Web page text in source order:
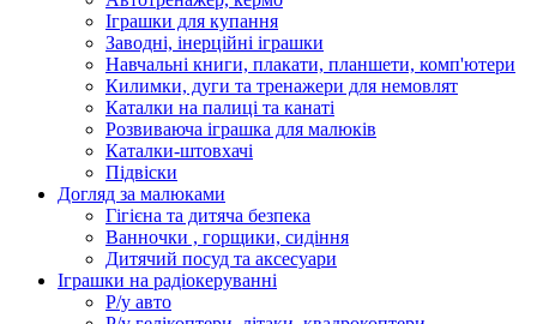
Іграшки для купання
Заводні, інерційні іграшки
Навчальні книги, плакати, планшети, комп'ютери
Килимки, дуги та тренажери для немовлят
Каталки на палиці та канаті
Розвиваюча іграшка для малюків
Каталки-штовхачі
Підвіски
Догляд за малюками
Гігієна та дитяча безпека
Ванночки , горщики, сидіння
Дитячий посуд та аксесуари
Іграшки на радіокеруванні
Р/у авто